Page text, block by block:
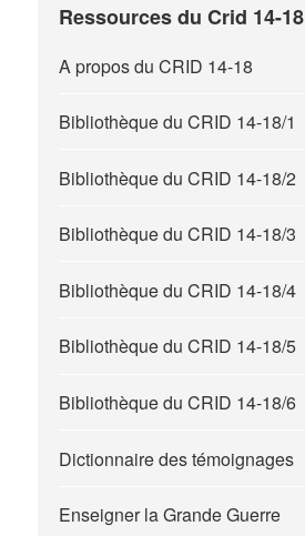
Ressources du Crid 14-18
A propos du CRID 14-18
Bibliothèque du CRID 14-18/1
Bibliothèque du CRID 14-18/2
Bibliothèque du CRID 14-18/3
Bibliothèque du CRID 14-18/4
Bibliothèque du CRID 14-18/5
Bibliothèque du CRID 14-18/6
Dictionnaire des témoignages
Enseigner la Grande Guerre